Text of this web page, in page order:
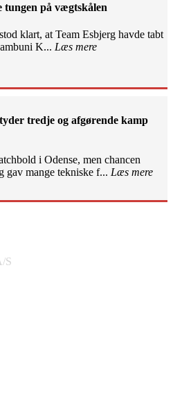
tungen på vægtskålen
klart, at Team Esbjerg havde tabt
K... Læs mere
tredje og afgørende kamp
i Odense, men chancen
gav mange tekniske f... Læs mere
S